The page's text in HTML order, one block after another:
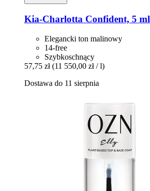
Kia-Charlotta Confident, 5 ml
Elegancki ton malinowy
14-free
Szybkoschnący
57,75 zł (11 550,00 zł / l)
Dostawa do 11 sierpnia